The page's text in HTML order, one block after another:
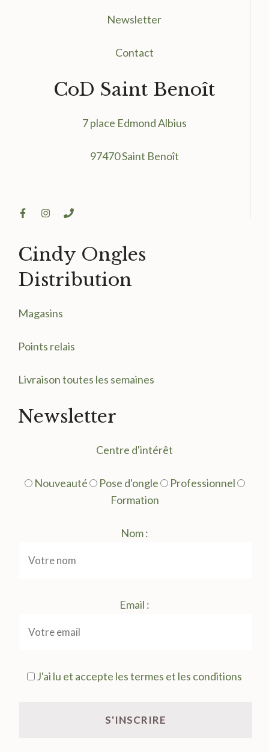
Newsletter
Contact
CoD Saint Benoît
7 place Edmond Albius
97470 Saint Benoît
Cindy Ongles
Distribution
Magasins
Points relais
Livraison toutes les semaines
Newsletter
Centre d'intérêt
Nouveauté Pose d'ongle
Professionnel
Formation
Nom :
Email :
J'ai lu et accepte les termes et les conditions